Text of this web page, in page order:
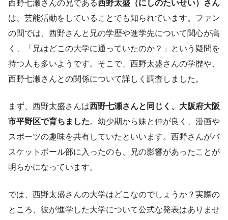
西野七瀬さんの兄である西野太盛（にしのたいせい）さん
は、芸能活動をしていることでも知られています。ファン
の間では、西野さんと兄の学歴や進学先について関心が高
く、「兄はどこの大学に通っていたのか？」という疑問を
持つ人も多いようです。そこで、西野太盛さんの学歴や、
西野七瀬さんとの関係について詳しく調査しました。
まず、西野太盛さんは西野七瀬さんと同じく、大阪府大阪
市平野区で育ちました。幼少期から妹と仲が良く、漫画や
スポーツの趣味を共有していたといいます。西野さんがバ
スケットボール部に入ったのも、兄の影響があったことが
明らかになっています。
では、西野太盛さんの大学はどこなのでしょうか？実際の
ところ、彼が進学した大学について公式な発表はありませ